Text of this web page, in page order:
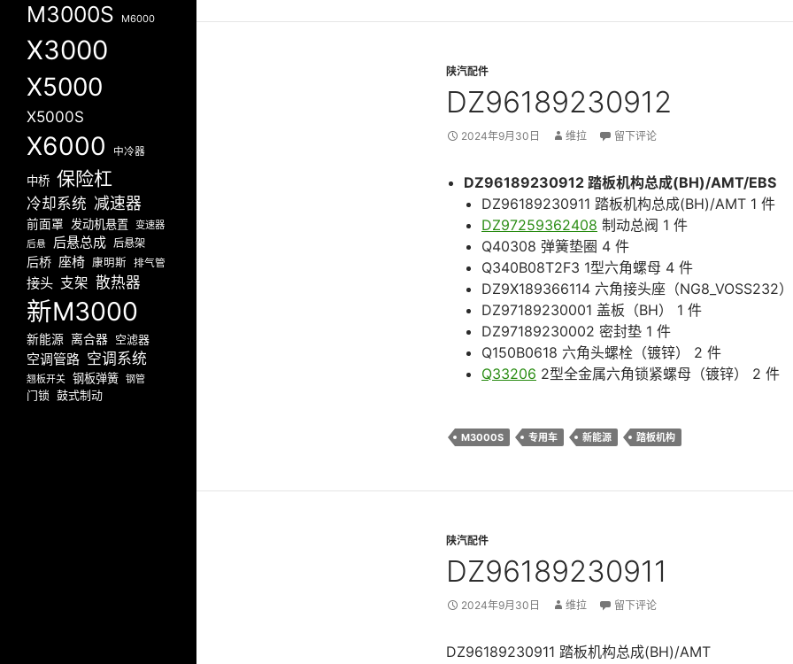
陕汽配件
DZ96189230912
2024年9月30日 维拉 留下评论
DZ96189230912 踏板机构总成(BH)/AMT/EBS
DZ96189230911 踏板机构总成(BH)/AMT 1 件
DZ97259362408 制动总阀 1 件
Q40308 弹簧垫圈 4 件
Q340B08T2F3 1型六角螺母 4 件
DZ9X189366114 六角接头座（NG8_VOSS232
DZ97189230001 盖板（BH） 1 件
DZ97189230002 密封垫 1 件
Q150B0618 六角头螺栓（镀锌） 2 件
Q33206 2型全金属六角锁紧螺母（镀锌） 2 件
M3000S 专用车 新能源 踏板机构
陕汽配件
DZ96189230911
2024年9月30日 维拉 留下评论
DZ96189230911 踏板机构总成(BH)/AMT
M3000S M6000
X3000
X5000
X5000S
X6000 中冷器
中桥 保险杠
冷却系统 减速器
前面罩 发动机悬置 变速器
后悬 后悬总成 后悬架
后桥 座椅 康明斯 排气管
接头 支架 散热器
新M3000
新能源 离合器 空滤器
空调管路 空调系统
翘板开关 钢板弹簧 钢管
门锁 鼓式制动